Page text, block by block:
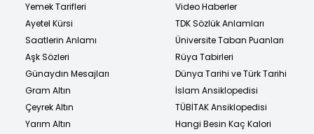
Yemek Tarifleri
Ayetel Kürsi
Saatlerin Anlamı
Aşk Sözleri
Günaydın Mesajları
Gram Altın
Çeyrek Altın
Yarım Altın
Video Haberler
TDK Sözlük Anlamları
Üniversite Taban Puanları
Rüya Tabirleri
Dünya Tarihi ve Türk Tarihi
İslam Ansiklopedisi
TÜBİTAK Ansiklopedisi
Hangi Besin Kaç Kalori